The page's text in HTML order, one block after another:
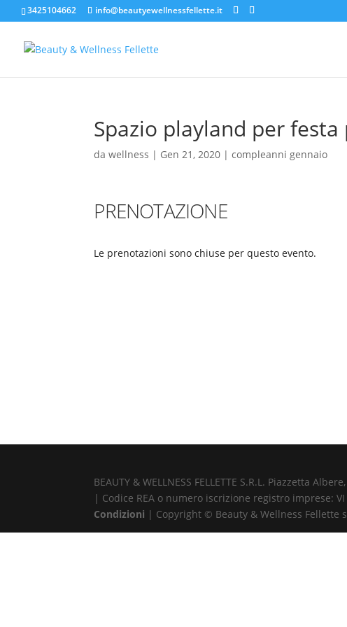
3425104662 info@beautyewellnessfellette.it
Spazio playland per festa
dawellness | Gen 21, 2020 |compleanni gennaio
PRENOTAZIONE
Le prenotazioni sono chiuse per questo evento.
BEAUTY & WELLNESS FELLETTE S.R.L. Piazzetta
| Codice REA o numero iscrizione registro imprese:
Condizioni | Copyright © Beauty & Wellness Fellette